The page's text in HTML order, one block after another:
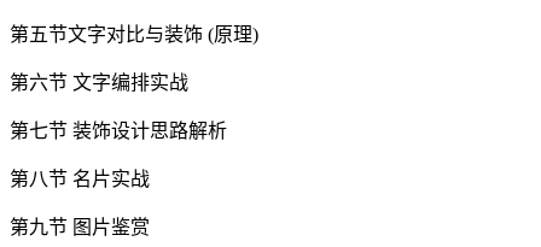
第五节文字对比与装饰 (原理)
第六节 文字编排实战
第七节 装饰设计思路解析
第八节 名片实战
第九节 图片鉴赏